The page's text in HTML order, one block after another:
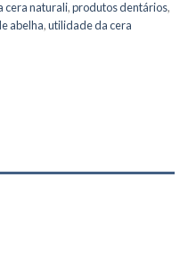
cera naturali,produtos dentários,
abelha,utilidade da cera